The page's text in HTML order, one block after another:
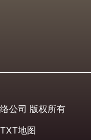
公司 版权所有
TXT地图